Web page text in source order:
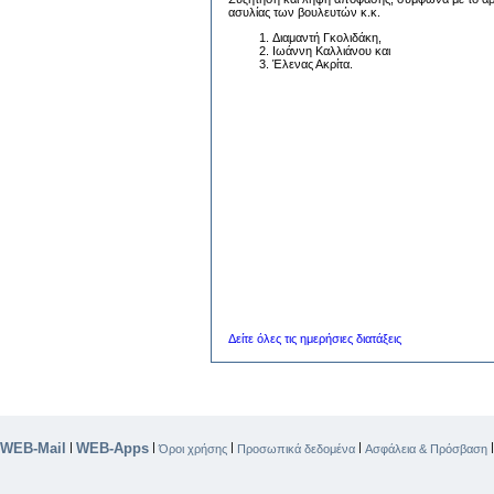
ασυλίας των βουλευτών κ.κ.
Διαμαντή Γκολιδάκη,
Ιωάννη Καλλιάνου και
Έλενας Ακρίτα.
Δείτε όλες τις ημερήσιες διατάξεις
WEB-Mail WEB-Apps |Όροι χρήσης Προσωπικά δεδομένα Ασφάλεια & Πρόσβαση